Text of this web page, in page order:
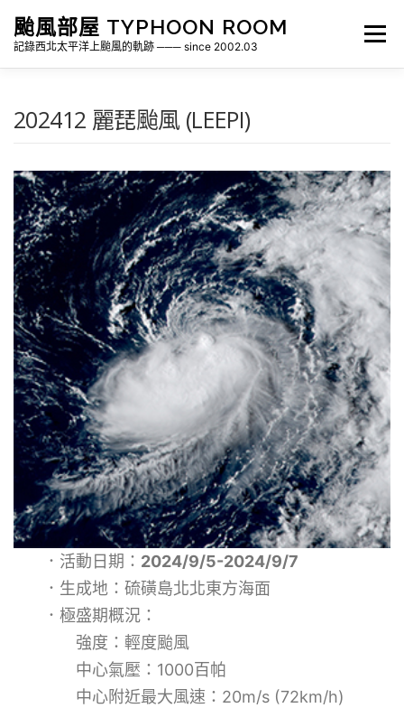
颱風部屋 TYPHOON ROOM
記錄西北太平洋上颱風的軌跡 ─── since 2002.03
選單
各地瞬間風速紀錄 侵台颱風新聞剪報 氣象相關資源
202412 麗琵颱風 (LEEPI)
．活動日期： 2024/9/5-2024/9/7
．生成地：硫磺島北北東方海面
．極盛期概況：
強度：輕度颱風
中心氣壓：1000百帕
中心附近最大風速：20m/s (72km/h)